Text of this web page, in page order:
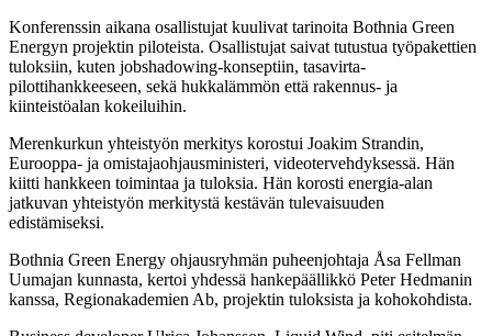
Konferenssin aikana osallistujat kuulivat tarinoita Bothnia Green
Energyn projektin piloteista. Osallistujat saivat tutustua työpakettien
tuloksiin, kuten jobshadowing-konseptiin, tasavirta-
pilottihankkeeseen, sekä hukkalämmön että rakennus- ja
kiinteistöalan kokeiluihin.
Merenkurkun yhteistyön merkitys korostui Joakim Strandin,
Eurooppa- ja omistajaohjausministeri, videotervehdyksessä. Hän
kiitti hankkeen toimintaa ja tuloksia. Hän korosti energia-alan
jatkuvan yhteistyön merkitystä kestävän tulevaisuuden
edistämiseksi.
Bothnia Green Energy ohjausryhmän puheenjohtaja Åsa Fellman
Uumajan kunnasta, kertoi yhdessä hankepäällikkö Peter Hedmanin
kanssa, Regionakademien Ab, projektin tuloksista ja kohokohdista.